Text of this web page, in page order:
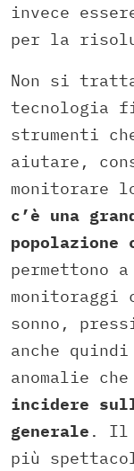
invece
per la
Non si
tecnologia
strumenti
aiutare,
monitorare
c’è una
popolazione
permettono
monitoraggi
sonno,
anche
anomalie
incidere
generale . Il
più